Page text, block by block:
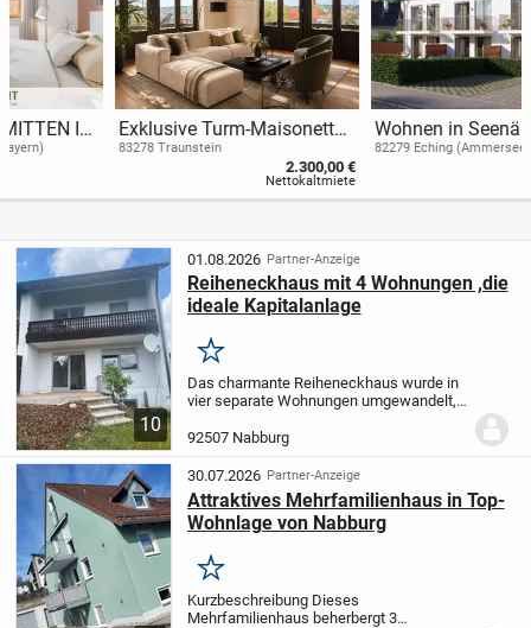
Exklusive Turm-Maisonette
in Traunstein
83278 Traunstein
Wohnen in Seenähe -
Neubauvorhaben 3-Spänner
in Eching am Ammersee -
82279 Eching (Ammersee)
10
01.08.2026 Partner-Anzeige
Reiheneckhaus mit 4 Wohnungen ,die
ideale Kapitalanlage
Merken
Das charmante Reiheneckhaus wurde in
vier separate Wohnungen umgewandelt,
auszeichnen. Diese Immobilien bieten
eine hervorragende Gelegenheit für
Anleger, die...
92507 Nabburg
30.07.2026 Partner-Anzeige
Attraktives Mehrfamilienhaus in Top-
Wohnlage von Nabburg
Merken
Kurzbeschreibung Dieses
Mehrfamilienhaus beherbergt 3